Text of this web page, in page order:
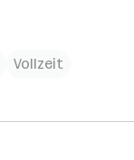
Vollzeit